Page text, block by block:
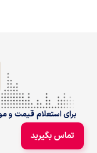
برای استعلام قیمت و
تماس بگیرید